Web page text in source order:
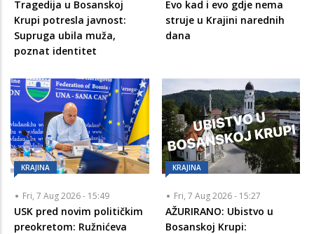
Tragedija u Bosanskoj
Krupi potresla javnost:
Supruga ubila muža,
poznat identitet
Evo kad i evo gdje nema
struje u Krajini narednih
dana
KRAJINA
Fri, 7 Aug 2026 - 15:49
USK pred novim političkim
preokretom: Ružnićeva
KRAJINA
Fri, 7 Aug 2026 - 15:27
AŽURIRANO: Ubistvo u
Bosanskoj Krupi: